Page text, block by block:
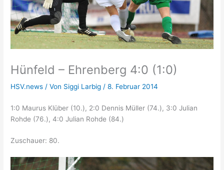
Hünfeld – Ehrenberg 4:0 (1:0)
HSV.news / Von Siggi Larbig /8. Februar 2014
1:0 Maurus Klüber (10.), 2:0 Dennis Müller (74.), 3:0 Julian
Rohde (76.), 4:0 Julian Rohde (84.)
Zuschauer: 80.